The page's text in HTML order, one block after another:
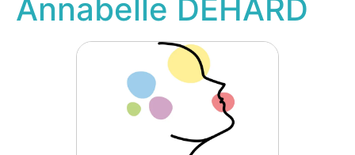
Annabelle DEHARD